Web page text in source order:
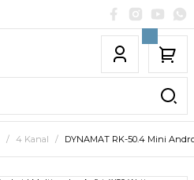
4 Kanal DYNAMAT RK-50.4 Mini